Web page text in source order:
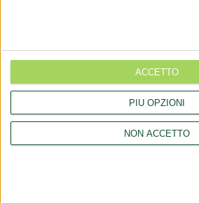
PIÙ OPZIONI
NON ACCETTO
ACCETTO
Chi siamo